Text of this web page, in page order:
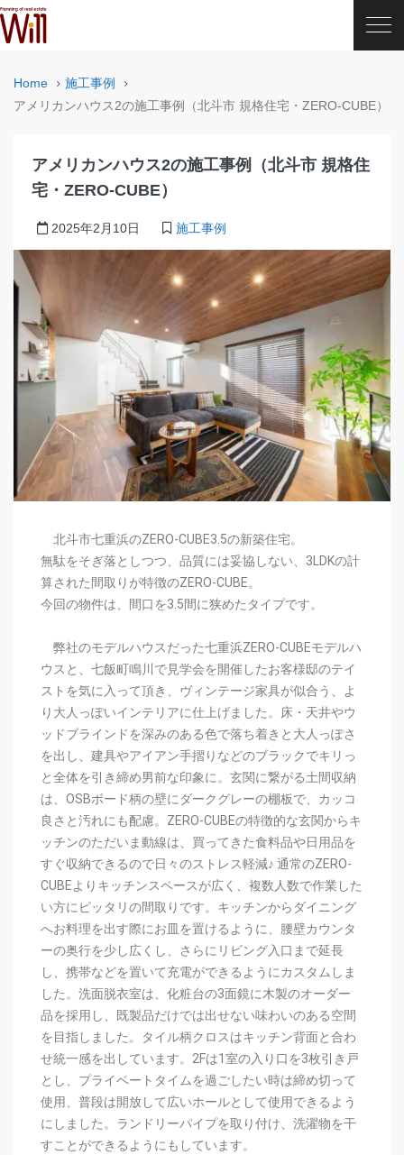
Home
施工事例
アメリカンハウス2の施工事例（北斗市 規格住宅・ZERO-CUBE）
アメリカンハウス2の施工事例（北斗市 規格住
宅・ZERO-CUBE）
2025年2月10日 施工事例
北斗市七重浜のZERO-CUBE3.5の新築住宅。
無駄をそぎ落としつつ、品質には妥協しない、3LDKの計
算された間取りが特徴のZERO-CUBE。
今回の物件は、間口を3.5間に狭めたタイプです。
弊社のモデルハウスだった七重浜ZERO-CUBEモデルハ
ウスと、七飯町鳴川で見学会を開催したお客様邸のテイ
ストを気に入って頂き、ヴィンテージ家具が似合う、よ
り大人っぽいインテリアに仕上げました。
床・天井やウ
ッドブラインドを深みのある色で落ち着きと大人っぽさ
を出し、建具やアイアン手摺りなどのブラックでキリっ
と全体を引き締め男前な印象に。 玄関に繋がる土間収納
は、OSBボード柄の壁にダークグレーの棚板で、カッコ
良さと汚れにも配慮。 ZERO-CUBEの特徴的な玄関からキ
ッチンのただいま動線は、買ってきた食料品や日用品を
すぐ収納できるので日々のストレス軽減♪ 通常のZERO-
CUBEよりキッチンスペースが広く、複数人数で作業した
い方にピッタリの間取りです。 キッチンからダイニング
へお料理を出す際にお皿を置けるように、腰壁カウンタ
ーの奥行を少し広くし、さらにリビング入口まで延長
し、携帯などを置いて充電ができるようにカスタムしま
した。 洗面脱衣室は、化粧台の3面鏡に木製のオーダー
品を採用し、既製品だけでは出せない味わいのある空間
を目指しました。
タイル柄クロスはキッチン背面と合わ
せ統一感を出しています。 2Fは1室の入り口を3枚引き戸
とし、プライベートタイムを過ごしたい時は締め切って
使用、普段は開放して広いホールとして使用できるよう
にしました。ランドリーパイプを取り付け、洗濯物を干
すことができるようにもしています。